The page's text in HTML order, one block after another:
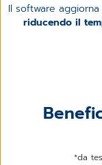
Il software
riducendo il
*da